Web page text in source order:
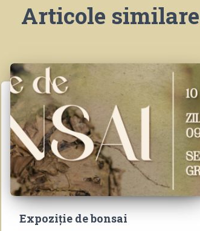
Articole similare
Expoziție de bonsai